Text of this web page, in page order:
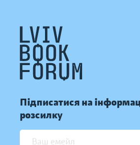
Підписатися на
розсилку